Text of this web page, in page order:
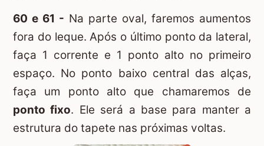
60 e 61 - Na parte oval, faremos aumentos
fora do leque. Após o último ponto da lateral,
faça 1 corrente e 1 ponto alto no primeiro
espaço. No ponto baixo central das alças,
faça um ponto alto que chamaremos de
ponto fixo. Ele será a base para manter a
estrutura do tapete nas próximas voltas.